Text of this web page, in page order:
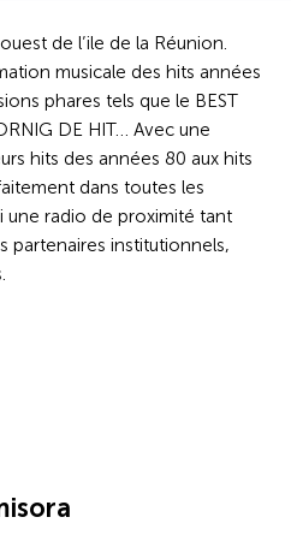
de l’ile de la Réunion.
musicale des hits années
phares tels que le BEST
DE HIT… Avec une
hits des années 80 aux hits
dans toutes les
une radio de proximité tant
partenaires institutionnels,